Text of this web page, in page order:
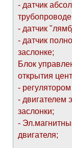
- датчик
- датчик
- датчик
заслонке;
Блок
открытия
-
- двигателем
заслонки;
-
двигателя;